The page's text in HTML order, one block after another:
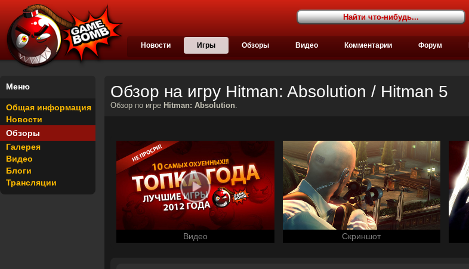
Новости Игры Обзоры Видео Комментарии Форум
Меню
Общая информация
Новости
Обзоры
Галерея
Видео
Блоги
Трансляции
Обзор на игру Hitman: Absolution / Hitman 5
Обзор по игре Hitman: Absolution.
Видео Скриншот